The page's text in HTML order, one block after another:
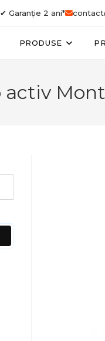
✔ Garanție 2 ani*
PRODUSE